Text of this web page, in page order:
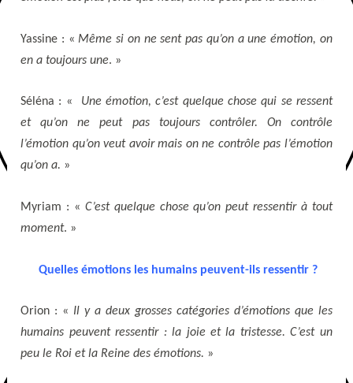
Yassine : « Même si on ne sent pas qu’on a une émotion, on
en a toujours une. »
Séléna : « Une émotion, c’est quelque chose qui se ressent
et qu’on ne peut pas toujours contrôler. On contrôle
l’émotion qu’on veut avoir mais on ne contrôle pas l’émotion
qu’on a. »
Myriam : « C’est quelque chose qu’on peut ressentir à tout
moment. »
Quelles émotions les humains peuvent-ils ressentir ?
Orion : « Il y a deux grosses catégories d’émotions que les
humains peuvent ressentir : la joie et la tristesse. C’est un
peu le Roi et la Reine des émotions. »